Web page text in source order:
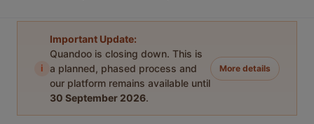
i
Important Update:
Quandoo is closing down. This is
a planned, phased process and
our platform remains available until
30 September 2026.
More details